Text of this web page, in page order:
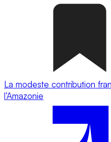
La modeste contribution
l’Amazonie